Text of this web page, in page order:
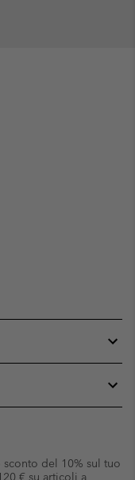
del 10% sul tuo
€ su articoli a